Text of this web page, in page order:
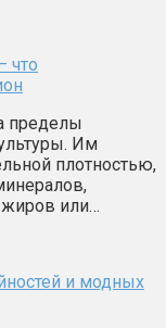
что
пределы
Им
плотностью,
жиров или…
и модных